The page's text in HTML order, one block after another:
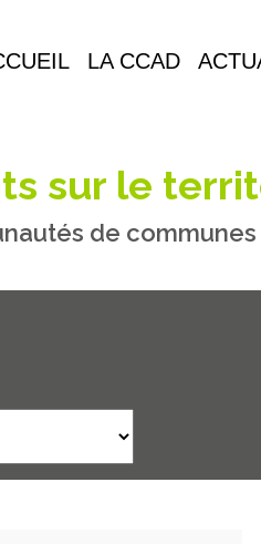
LA CCAD
sur le
de